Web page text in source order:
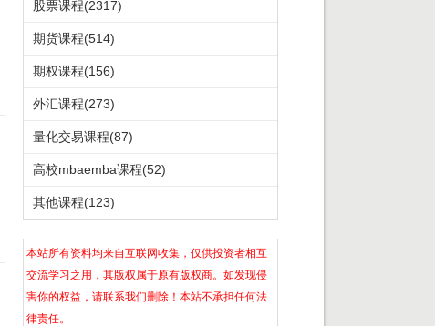
股票课程(2317)
期货课程(514)
期权课程(156)
外汇课程(273)
量化交易课程(87)
高校mbaemba课程(52)
其他课程(123)
本站所有资料均来自互联网收集，仅供投资者相互
交流学习之用，其版权属于原有版权商。如发现侵
害你的权益，请联系我们删除！本站不承担任何法
律责任。